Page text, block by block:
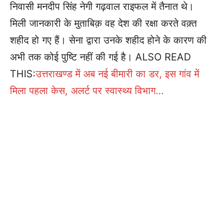
निवासी मनदीप सिंह नेगी गढ़वाल राइफल में तैनात थे।
मिली जानकारी के मुताबिक़ वह देश की रक्षा करते वक़्त
शहीद हो गए हैं। सेना द्वारा उनके शहीद होने के कारण की
अभी तक कोई पुष्टि नहीं की गई है। ALSO READ
THIS:उत्तराखण्ड में अब नई बीमारी का डर, इस गांव में
मिला पहला केस, अलर्ट पर स्वास्थ्य विभाग…